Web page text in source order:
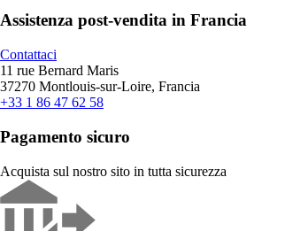
Assistenza post-vendita in Francia
Contattaci
11 rue Bernard Maris
37270 Montlouis-sur-Loire, Francia
+33 1 86 47 62 58
Pagamento sicuro
Acquista sul nostro sito in tutta sicurezza